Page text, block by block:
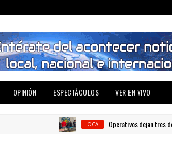
OPINIÓN ESPECTÁCULOS VER EN VIVO
LOCAL Operativos dejan tres